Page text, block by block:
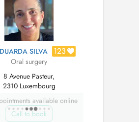
SILVA 123
Oral surgery
8 Avenue Pasteur,
2310 Luxembourg
available online
Call to book